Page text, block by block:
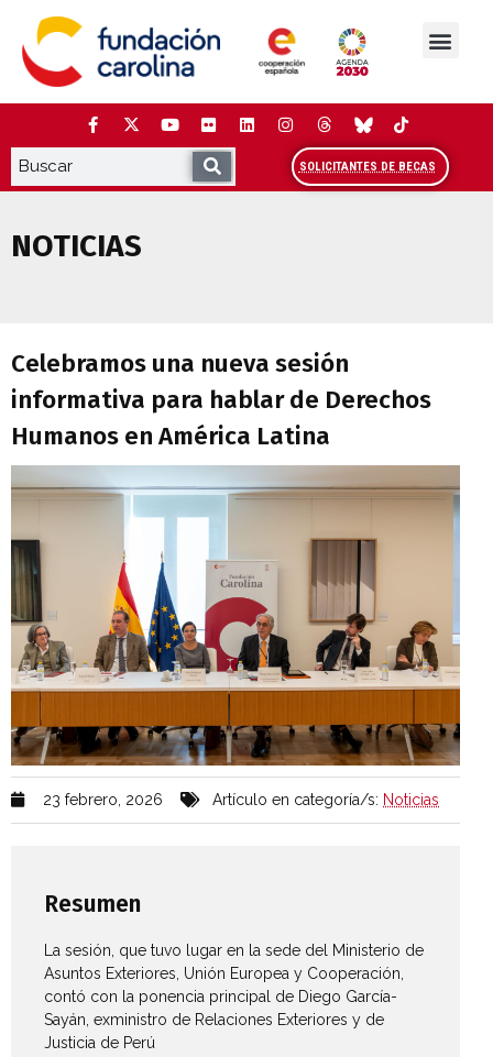
contenido
SOLICITANTES DE BECAS
NOTICIAS
Celebramos una nueva sesión
informativa para hablar de Derechos
Humanos en América Latina
23 febrero, 2026 Artículo en categoría/s: Noticias
Resumen
La sesión, que tuvo lugar en la sede del Ministerio de
Asuntos Exteriores, Unión Europea y Cooperación,
contó con la ponencia principal de Diego García-
Sayán, exministro de Relaciones Exteriores y de
Justicia de Perú